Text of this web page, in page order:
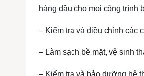
hàng đầu cho mọi công trình
– Kiểm tra và điều chỉnh các
– Làm sạch bề mặt, vệ sinh
– Kiểm tra và bảo dưỡng hệ